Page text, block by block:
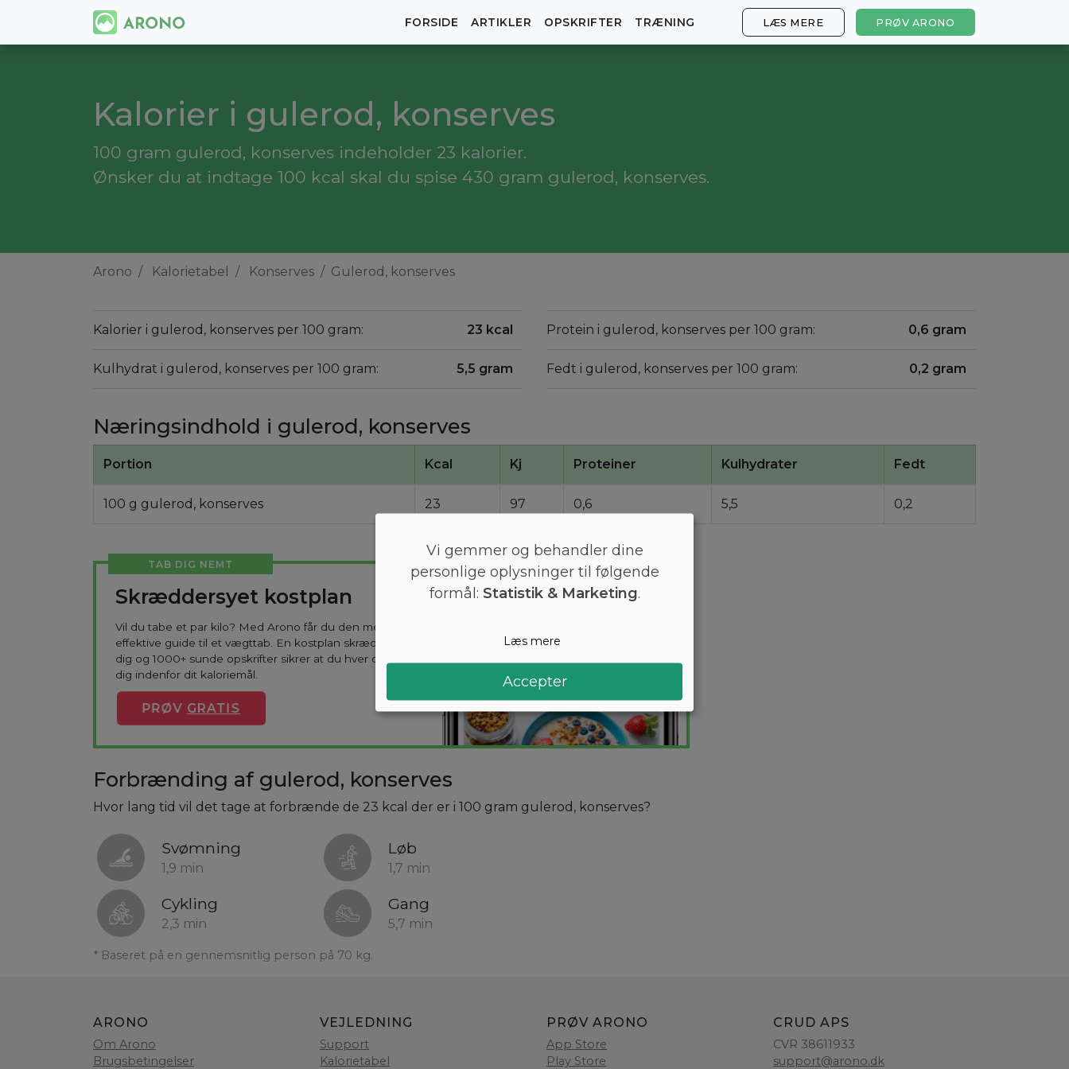
FORSIDE ARTIKLER OPSKRIFTER TRÆNING LÆS MERE PRØV ARONO
Kalorier i gulerod, konserves
100 gram gulerod, konserves indeholder 23 kalorier.
Ønsker du at indtage 100 kcal skal du spise 430 gram gulerod, konserves.
Arono Kalorietabel Konserves Gulerod, konserves
Kalorier i gulerod, konserves per 100 gram: 23 kcal
Kulhydrat i gulerod, konserves per 100 gram: 5,5 gram
Protein i gulerod, konserves per 100 gram: 0,6 gram
Fedt i gulerod, konserves per 100 gram: 0,2 gram
Næringsindhold i gulerod, konserves
Portion Kcal Kj Proteiner Kulhydrater Fedt
100 g gulerod, konserves 23 97 0,6 5,5 0,2
TAB DIG NEMT
Skræddersyet kostplan
Vil du tabe et par kilo? Med Arono får du den mest
effektive guide til et vægttab. En kostplan skræddersyes til
dig og 1000+ sunde opskrifter sikrer at du hver dag holder
dig indenfor dit kaloriemål.
PRØV GRATIS
Forbrænding af gulerod, konserves
Hvor lang tid vil det tage at forbrænde de 23 kcal der er i 100 gram gulerod, konserves?
Svømning
1,9 min
Løb
1,7 min
Cykling
2,3 min
Gang
5,7 min
* Baseret på en gennemsnitlig person på 70 kg.
ARONO
Om Arono
Brugsbetingelser
VEJLEDNING
Support
Kalorietabel
PRØV ARONO
App Store
Play Store
CRUD APS
CVR 38611933
support@arono.dk
Vi gemmer og behandler dine
personlige oplysninger til følgende
formål: Statistik & Marketing.
Læs mere
Accepter